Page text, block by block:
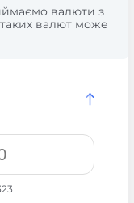
валюти з
валют може